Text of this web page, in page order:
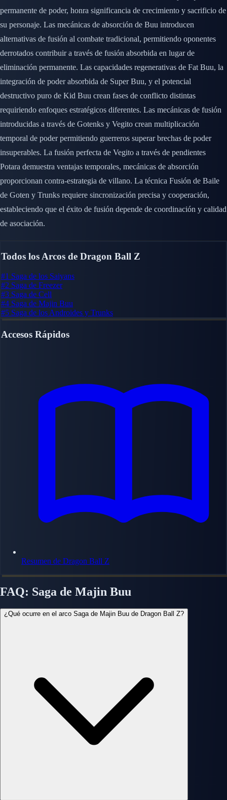
permanente de poder, honra significancia de crecimiento y sacrificio de
su personaje. Las mecánicas de absorción de Buu introducen
alternativas de fusión al combate tradicional, permitiendo oponentes
derrotados contribuir a través de fusión absorbida en lugar de
eliminación permanente. Las capacidades regenerativas de Fat Buu, la
integración de poder absorbida de Super Buu, y el potencial
destructivo puro de Kid Buu crean fases de conflicto distintas
requiriendo enfoques estratégicos diferentes. Las mecánicas de fusión
introducidas a través de Gotenks y Vegito crean multiplicación
temporal de poder permitiendo guerreros superar brechas de poder
insuperables. La fusión perfecta de Vegito a través de pendientes
Potara demuestra ventajas temporales, mecánicas de absorción
proporcionan contra-estrategia de villano. La técnica Fusión de Baile
de Goten y Trunks requiere sincronización precisa y cooperación,
estableciendo que el éxito de fusión depende de coordinación y calidad
de asociación.
Todos los Arcos de Dragon Ball Z
#1 Saga de los Saiyans
#2 Saga de Freezer
#3 Saga de Cell
#4 Saga de Majin Buu
#5 Saga de los Androides y Trunks
Accesos Rápidos
Resumen de Dragon Ball Z
FAQ: Saga de Majin Buu
¿Qué ocurre en el arco Saga de Majin Buu de Dragon Ball Z?